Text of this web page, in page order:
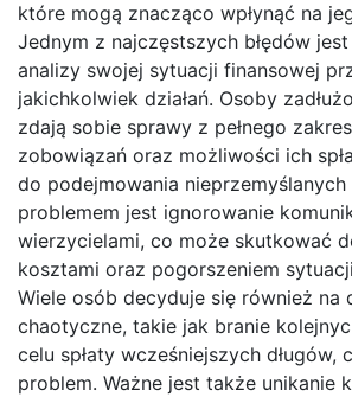
które mogą znacząco wpłynąć na
Jednym z najczęstszych błędów
analizy swojej sytuacji finansowej
jakichkolwiek działań. Osoby
zdają sobie sprawy z pełnego
zobowiązań oraz możliwości ich
do podejmowania nieprzemyślanych
problemem jest ignorowanie
wierzycielami, co może skutkować
kosztami oraz pogorszeniem
Wiele osób decyduje się również na
chaotyczne, takie jak branie
celu spłaty wcześniejszych długów,
problem. Ważne jest także unikanie